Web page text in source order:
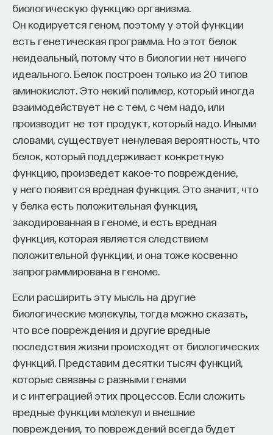
биологическую функцию организма.
Он кодируется геном, поэтому у этой функции
есть генетическая программа. Но этот белок
неидеальный, потому что в биологии нет ничего
идеального. Белок построен только из 20 типов
аминокислот. Это некий полимер, который иногда
взаимодействует не с тем, с чем надо, или
производит не тот продукт, который надо. Иными
словами, существует ненулевая вероятность, что
белок, который поддерживает конкретную
функцию, произведет какое-то повреждение,
у него появится вредная функция. Это значит, что
у белка есть положительная функция,
закодированная в геноме, и есть вредная
функция, которая является следствием
положительной функции, и она тоже косвенно
запрограммирована в геноме.
Если расширить эту мысль на другие
биологические молекулы, тогда можно сказать,
что все повреждения и другие вредные
последствия жизни происходят от биологических
функций. Представим десятки тысяч функций,
которые связаны с разными генами
и с интеграцией этих процессов. Если сложить
вредные функции молекул и внешние
повреждения, то повреждений всегда будет
дальнейшей государственной регистрации. Все
потомки этого растения дадут начало той линии,
которая будет регистрироваться. Но перед тем,
как это произойдет, должны пройти
необходимые процедуры оценки
на биобезопасность.
Испытания на биобезопасность включают в себя
как исследования взаимодействия генетически
модифицированных растений с окружающей
средой, так и влияние на здоровье человека.
Только после таких исследований готовят
экспертное заключение с предложением для
государственных органов о регистрации или
отклонении регистрации с указанием причины.
В случае подготовки положительной
рекомендации составляют план мониторинга
ГМО, который вступает в силу после принятия
решения о государственной регистрации
трансгенного организма.
Узнайте больше о ГМО
Дмитрий Дорохов также рассказал, как проходит
оценка безопасноти ГМО.
«Глобальное потепление — выдумка
корпораций»